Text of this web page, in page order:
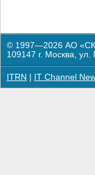
© 1997—2026 АО
109147 г. Москва,
ITRN IT Channel